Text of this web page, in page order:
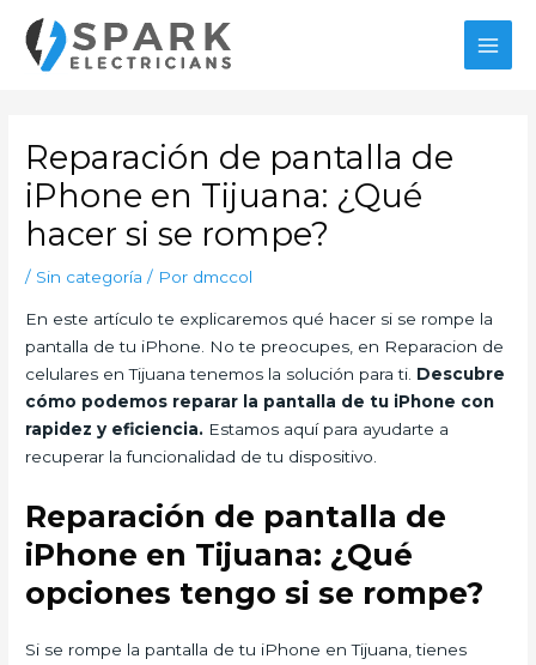
contenido
Reparación de pantalla de
iPhone en Tijuana: ¿Qué
hacer si se rompe?
/ Sin categoría / Por dmccol
En este artículo te explicaremos qué hacer si se rompe la
pantalla de tu iPhone. No te preocupes, en Reparacion de
celulares en Tijuana tenemos la solución para ti. Descubre
cómo podemos reparar la pantalla de tu iPhone con
rapidez y eficiencia. Estamos aquí para ayudarte a
recuperar la funcionalidad de tu dispositivo.
Reparación de pantalla de
iPhone en Tijuana: ¿Qué
opciones tengo si se rompe?
Si se rompe la pantalla de tu iPhone en Tijuana, tienes
entradas